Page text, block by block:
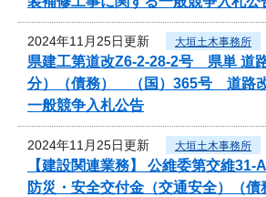
2024年11月25日更新 大垣土木事務所
県建工第道改Z6-2-28-2号 県単 道
分）（債務） （国）365号 道路
一般競争入札公告
2024年11月25日更新 大垣土木事務所
【建設関連業務】 公維委第交維
防災・安全交付金（交通安全）（債